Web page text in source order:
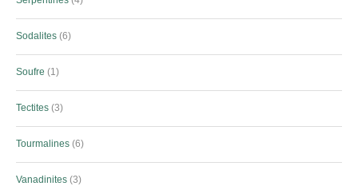
Sodalites 6
Soufre 1
Tectites 3
Tourmalines 6
Vanadinites 3